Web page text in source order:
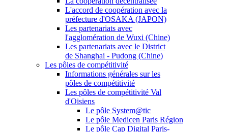
L'accord de coopération avec la
préfecture d'OSAKA (JAPON)
Les partenariats avec
l'agglomération de Wuxi (Chine)
Les partenariats avec le District
de Shanghai - Pudong (Chine)
Les pôles de compétitivité
Informations générales sur les
pôles de compétitivité
Les pôles de compétitivité Val
d'Oisiens
Le pôle System@tic
Le pôle Medicen Paris Région
Le pôle Cap Digital Paris-